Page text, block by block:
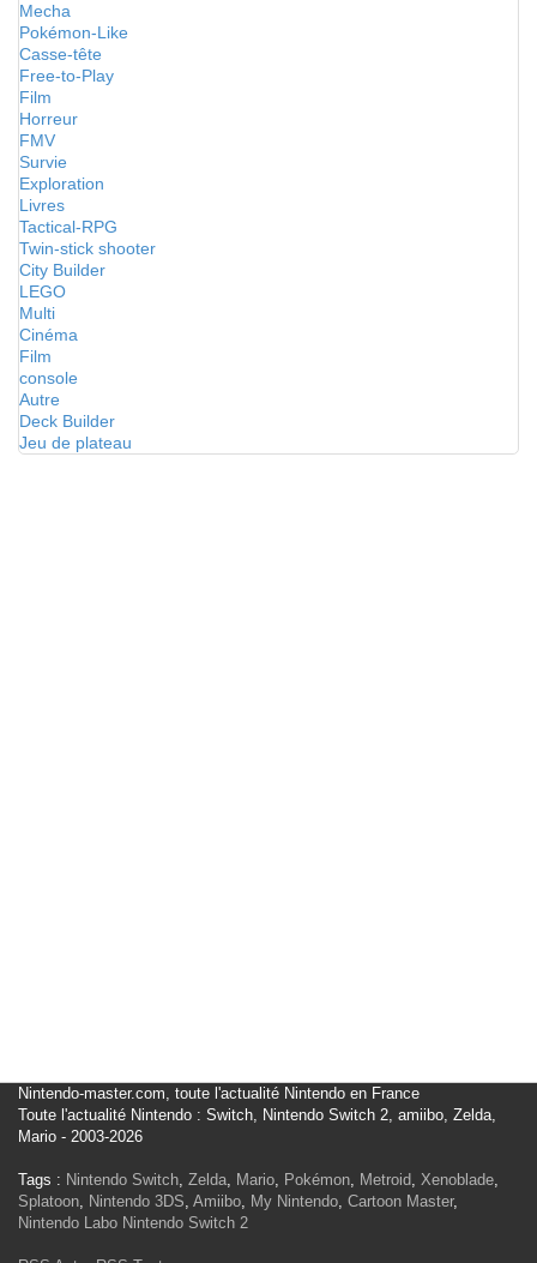
Mecha
Pokémon-Like
Casse-tête
Free-to-Play
Film
Horreur
FMV
Survie
Exploration
Livres
Tactical-RPG
Twin-stick shooter
City Builder
LEGO
Multi
Cinéma
Film
console
Autre
Deck Builder
Jeu de plateau
Nintendo-master.com, toute l'actualité Nintendo en France
Toute l'actualité Nintendo : Switch, Nintendo Switch 2, amiibo, Zelda,
Mario - 2003-2026
Tags : Nintendo Switch, Zelda, Mario, Pokémon, Metroid, Xenoblade,
Splatoon, Nintendo 3DS, Amiibo, My Nintendo, Cartoon Master,
Nintendo Labo Nintendo Switch 2